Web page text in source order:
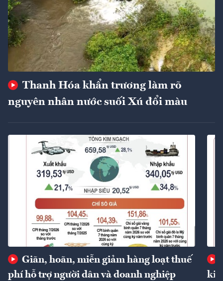
Thanh Hóa khẩn trương làm rõ
nguyên nhân nước suối Xú đổi màu
Giãn, hoãn, miễn giảm hàng loạt thuế
phí hỗ trợ người dân và doanh nghiệp